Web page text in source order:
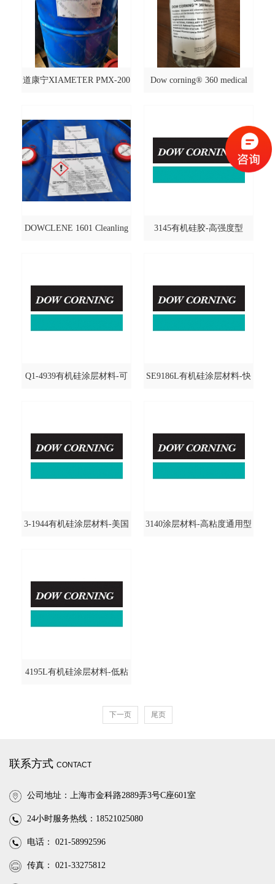
道康宁XIAMETER PMX-200 Dow corning® 360 medical
DOWCLENE 1601 Cleanling 3145有机硅胶-高强度型
Q1-4939有机硅涂层材料-可 SE9186L有机硅涂层材料-快
3-1944有机硅涂层材料-美国 3140涂层材料-高粘度通用型
4195L有机硅涂层材料-低粘
下一页 尾页
联系方式 CONTACT
公司地址：上海市金科路2889弄3号C座601室
24小时服务热线：18521025080
电话： 021-58992596
传真： 021-33275812